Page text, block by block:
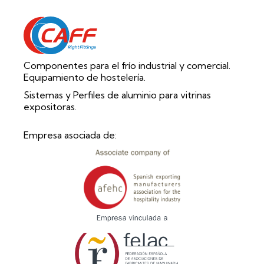
Componentes para el frío industrial y comercial.
Equipamiento de hostelería.
Sistemas y Perfiles de aluminio para vitrinas
expositoras.
Empresa asociada de: